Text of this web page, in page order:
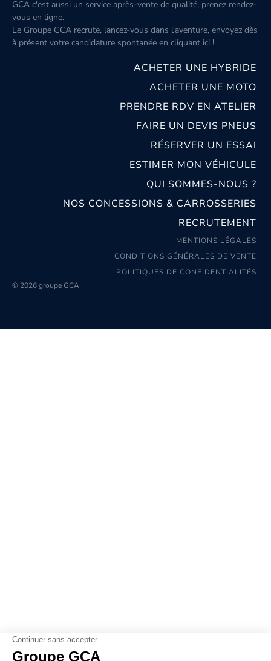
GCA c'est aussi un service après-vente de qualité, prenez rendez-
vous en ligne.
Le Groupe GCA recrute, lancez-vous dans l'aventure, envoyez dès
à présent votre candidature spontanée en cliquant ici !
ACHETER UNE HYBRIDE
ACHETER UNE MOTO
PRENDRE RDV EN ATELIER
FAIRE UN DEVIS PNEUS
RÉSERVER UN ESSAI
ESTIMER MON VÉHICULE
QUI SOMMES-NOUS ?
NOS CONCESSIONS & CARROSSERIES
RECRUTEMENT
MENTIONS LÉGALES
CONDITIONS GÉNÉRALES DE VENTE
POLITIQUES DE CONFIDENTIALITÉS
© 2026 groupe GCA